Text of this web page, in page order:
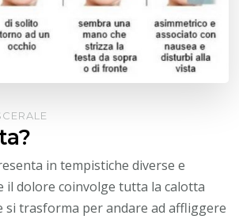
in tempistiche diverse e
il dolore coinvolge tutta la calotta
si trasforma per andare ad affliggere